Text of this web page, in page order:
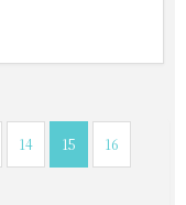
14 15 16